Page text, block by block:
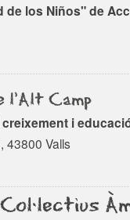
de los Niños" de
l'Alt Camp
i
43800 Valls
Col·lectius